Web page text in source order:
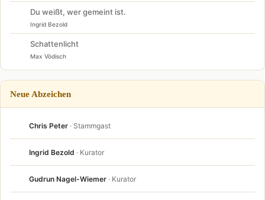
Du weißt, wer gemeint ist.
Ingrid Bezold
Schattenlicht
Max Vödisch
Neue Abzeichen
Chris Peter · Stammgast
Ingrid Bezold · Kurator
Gudrun Nagel-Wiemer · Kurator